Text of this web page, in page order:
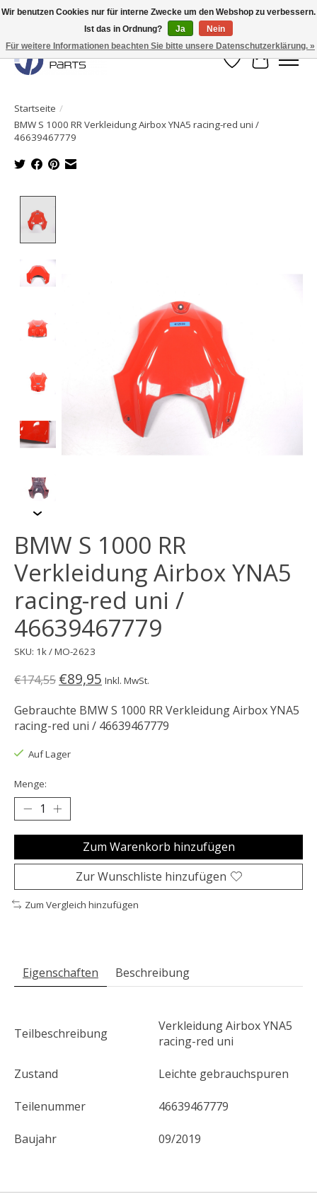
Originale Teile sofort lieferbar!
Wunschzettel
Ihr
Startseite /
BMW S 1000 RR Verkleidung Airbox YNA5 racing-red uni /
46639467779
BMW S 1000 RR
Verkleidung Airbox YNA5
racing-red uni /
46639467779
SKU: 1k / MO-2623
€174,55 €89,95 Inkl. MwSt.
Gebrauchte BMW S 1000 RR Verkleidung Airbox YNA5
racing-red uni / 46639467779
Auf Lager
Menge:
Zum Warenkorb hinzufügen
Zur Wunschliste hinzufügen
Zum Vergleich hinzufügen
Eigenschaften Beschreibung
Teilbeschreibung
Verkleidung Airbox YNA5
racing-red uni
Zustand Leichte gebrauchspuren
Teilenummer 46639467779
Baujahr 09/2019
Wir benutzen Cookies nur für interne Zwecke um den Webshop zu verbessern.
Ist das in Ordnung?
Ja
Nein
Für weitere Informationen beachten Sie bitte unsere Datenschutzerklärung. »